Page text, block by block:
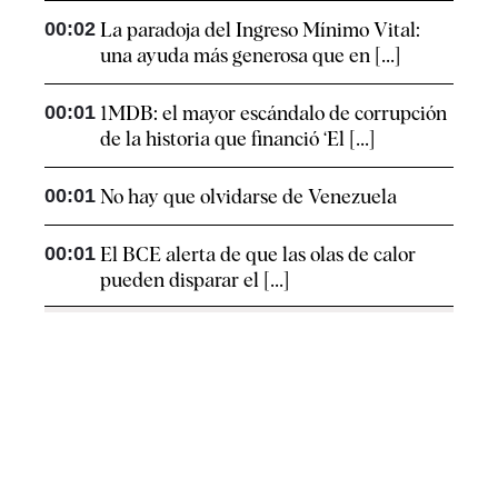
00:02 La paradoja del Ingreso Mínimo Vital:
una ayuda más generosa que en [...]
00:01 1MDB: el mayor escándalo de corrupción
de la historia que financió ‘El [...]
00:01 No hay que olvidarse de Venezuela
00:01 El BCE alerta de que las olas de calor
pueden disparar el [...]